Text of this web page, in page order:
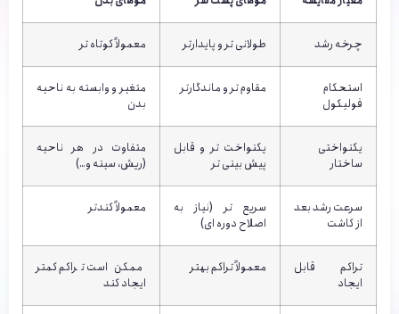
چرخه رشد طولانی تر و پایدارتر معمولاً کوتاه تر
استحکام
فولیکول
مقاوم تر و ماندگارتر
متغیر و وابسته به ناحیه
بدن
یکنواختی
ساختار
یکنواخت تر و قابل
پیش بینی تر
متفاوت در هر ناحیه
(ریش، سینه و…)
سرعت رشد بعد
از کاشت
سریع تر (نیاز به
اصلاح دوره ای)
معمولاً کندتر
تراکم قابل
ایجاد
معمولاً تراکم بهتر
ممکن است تراکم کمتر
ایجاد کند